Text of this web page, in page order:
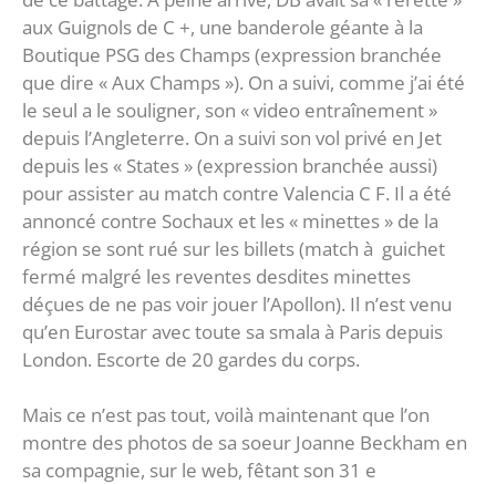
aux Guignols de C +, une banderole géante à la
Boutique PSG des Champs (expression branchée
que dire « Aux Champs »). On a suivi, comme j’ai été
le seul a le souligner, son « video entraînement »
depuis l’Angleterre. On a suivi son vol privé en Jet
depuis les « States » (expression branchée aussi)
pour assister au match contre Valencia C F. Il a été
annoncé contre Sochaux et les « minettes » de la
région se sont rué sur les billets (match à guichet
fermé malgré les reventes desdites minettes
déçues de ne pas voir jouer l’Apollon). Il n’est venu
qu’en Eurostar avec toute sa smala à Paris depuis
London. Escorte de 20 gardes du corps.
Mais ce n’est pas tout, voilà maintenant que l’on
montre des photos de sa soeur Joanne Beckham en
sa compagnie, sur le web, fêtant son 31 e